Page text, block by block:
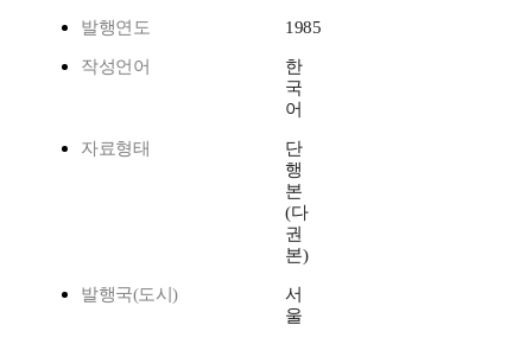
발행연도 1985
작성언어
한
국
어
자료형태
단
행
본
(다
권
본)
발행국(도시)
서
울